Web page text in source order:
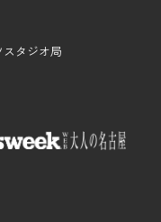
タジオ局